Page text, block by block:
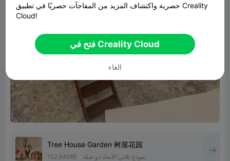
Tree House Garden 树屋花园
152.64MB نموذج ثلاثي الأبعاد ذو صلة
حصرية واكتشاف المزيد من المفاجآت حصريًا في تطبيق Creality
Cloud!
فتح في Creality Cloud
الغاء